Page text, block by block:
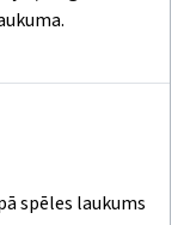
spēles laukums